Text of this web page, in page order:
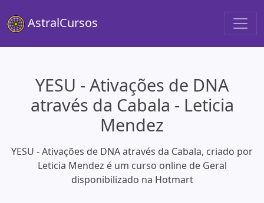
AstralCursos
YESU - Ativações de DNA
através da Cabala - Leticia
Mendez
YESU - Ativações de DNA através da Cabala, criado por
Leticia Mendez é um curso online de Geral
disponibilizado na Hotmart